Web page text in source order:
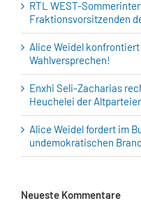
RTL WEST-
Fraktionsvorsitzenden
Alice Weidel
Wahlversprechen!
Enxhi Seli-Zacharias
Heuchelei der
Alice Weidel fordert im
undemokratischen
Neueste Kommentare